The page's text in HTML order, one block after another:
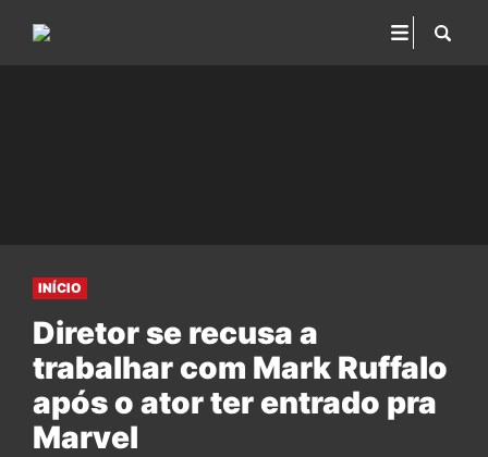
INÍCIO
Diretor se recusa a
trabalhar com Mark Ruffalo
após o ator ter entrado pra
Marvel